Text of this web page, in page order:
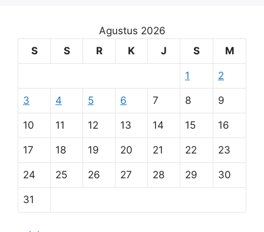
Agustus 2026
S
S R K J S M
1 2
3 4 5 6 7 8 9
10 11 12 13 14 15 16
17 18 19 20 21 22 23
24 25 26 27 28 29 30
31